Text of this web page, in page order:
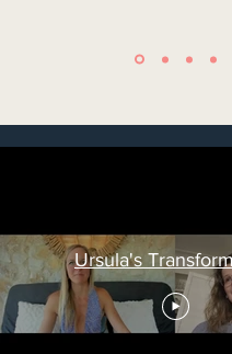
Ursula's